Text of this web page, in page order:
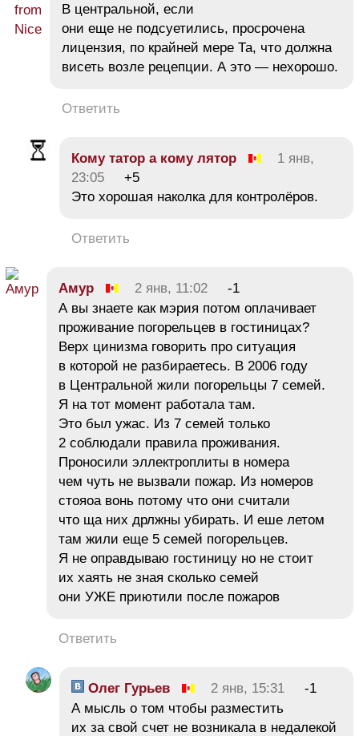
В центральной, если
они еще не подсуетились, просрочена
лицензия, по крайней мере Та, что должна
висеть возле рецепции. А это — нехорошо.
Ответить
Кому татор а кому лятор
1 янв,
23:05
+5
Это хорошая наколка для контролёров.
Ответить
Амур 2 янв, 11:02
-1
А вы знаете как мэрия потом оплачивает
проживание погорельцев в гостиницах?
Верх цинизма говорить про ситуация
в которой не разбираетесь. В 2006 году
в Центральной жили погорельцы 7 семей.
Я на тот момент работала там.
Это был ужас. Из 7 семей только
2 соблюдали правила проживания.
Проносили эллектроплиты в номера
чем чуть не вызвали пожар. Из номеров
стояоа вонь потому что они считали
что ща них дрлжны убирать. И еше летом
там жили еще 5 семей погорельцев.
Я не оправдываю гостиницу но не стоит
их хаять не зная сколько семей
они УЖЕ приютили после пожаров
Ответить
Олег Гурьев 2 янв, 15:31
-1
А мысль о том чтобы разместить
их за свой счет не возникала в недалекой